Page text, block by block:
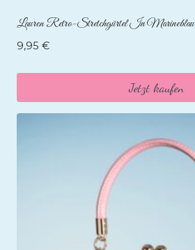
Lauren Retro-Stretchgürtel In Marineblau
9,95 €
Jetzt kaufen